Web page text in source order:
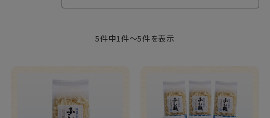
5件中1件～5件を表示